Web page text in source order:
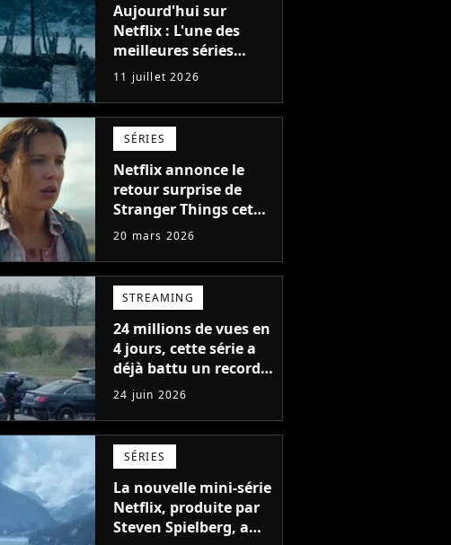
Aujourd'hui sur
Netflix : L'une des
meilleures séries
d'action de tous les
temps, avec 6 saisons
parfaites
11 juillet 2026
SÉRIES
Netflix annonce le
retour surprise de
Stranger Things cet
été avec sa version
décision historique
20 mars 2026
STREAMING
24 millions de vues en
4 jours, cette série a
déjà battu un record
en 2026 sur Netflix
24 juin 2026
SÉRIES
La nouvelle mini-série
Netflix, produite par
Steven Spielberg, a